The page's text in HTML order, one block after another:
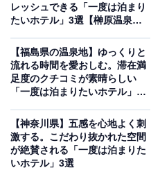
「箱根小涌園 天悠」は、
完備し、プライベートな
大浴場「浮雲の湯」や、滝
など、多彩な湯殿で温泉を
楽しむビュッフェや和洋創
レッシュできる「一度は泊まり
たいホテル」3選【榊原温泉・
【福島県の温泉地】ゆっくりと
流れる時間を愛おしむ。滞在満
足度のクチコミが素晴らしい
「一度は泊まりたいホテル」3
泉・飯坂温泉】
【神奈川県】五感を心地よく刺
激する。こだわり抜かれた空間
が絶賛される「一度は泊まりた
いホテル」3選